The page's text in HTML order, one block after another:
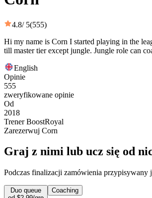
4.8/ 5(555)
Hi my name is Corn I started playing in the
till master tier except jungle. Jungle role can
English
Opinie
555
zweryfikowane opinie
Od
2018
Trener BoostRoyal
Zarezerwuj Corn
Graj z nimi lub ucz się od
Podczas finalizacji zamówienia
Duo queue
Coaching